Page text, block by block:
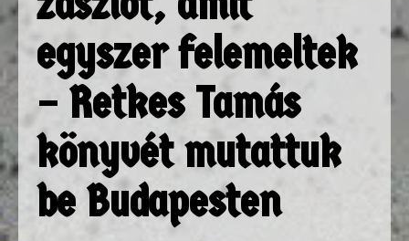
egyszer felemeltek
– Retkes Tamás
könyvét mutattuk
be Budapesten